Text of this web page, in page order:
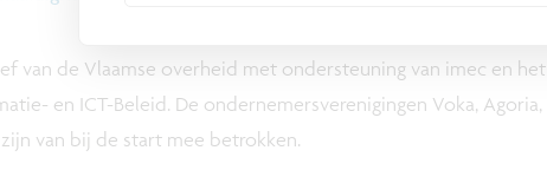
van de Vlaamse overheid met ondersteuning van imec en het
en ICT-Beleid. De ondernemersverenigingen Voka, Agoria,
van bij de start mee betrokken.